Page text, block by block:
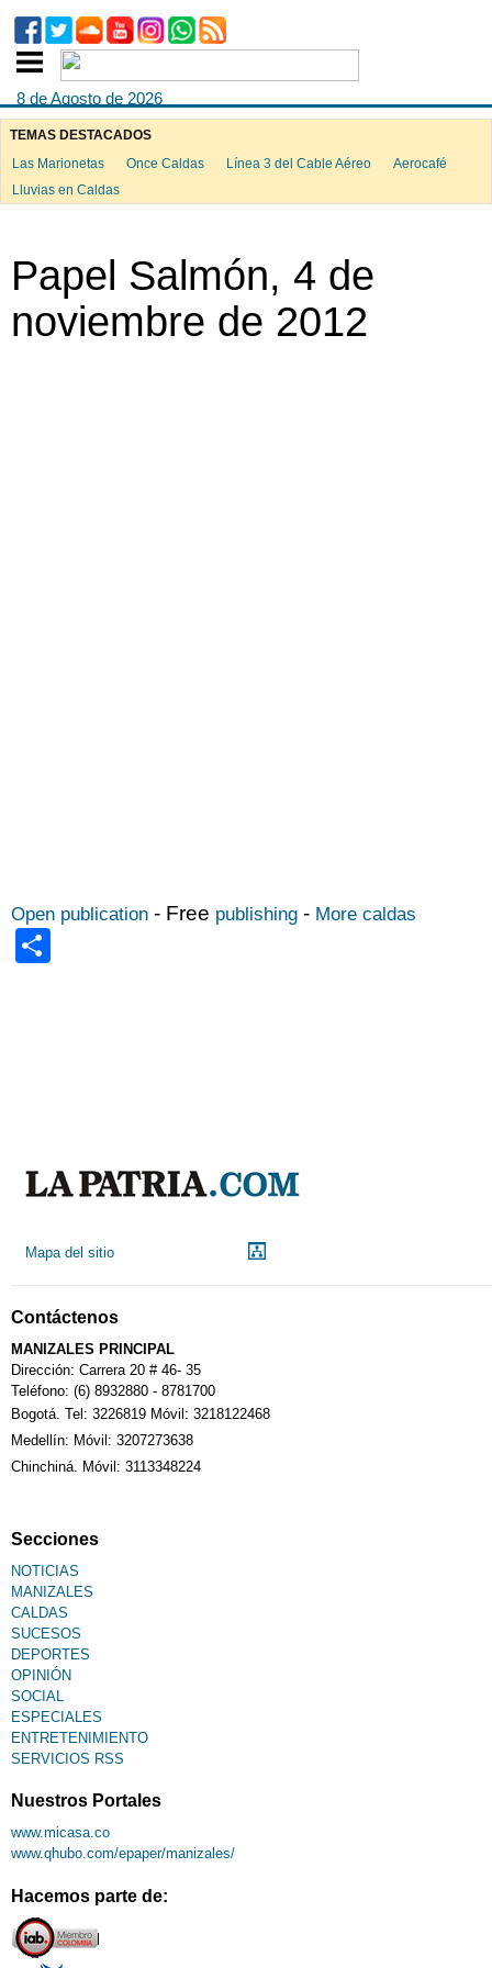
8 de Agosto de 2026
TEMAS DESTACADOS
Las Marionetas
Once Caldas Línea 3 del Cable Aéreo
Aerocafé
Lluvias en Caldas
Papel Salmón, 4 de
noviembre de 2012
Open publication - Free publishing - More caldas
Mapa del sitio
Contáctenos
MANIZALES PRINCIPAL
Dirección: Carrera 20 # 46- 35
Teléfono: (6) 8932880 - 8781700
Bogotá. Tel: 3226819 Móvil: 3218122468
Medellín: Móvil: 3207273638
Chinchiná. Móvil: 3113348224
Secciones
NOTICIAS
MANIZALES
CALDAS
SUCESOS
DEPORTES
OPINIÓN
SOCIAL
ESPECIALES
ENTRETENIMIENTO
SERVICIOS RSS
Nuestros Portales
www.micasa.co
www.qhubo.com/epaper/manizales/
Hacemos parte de: